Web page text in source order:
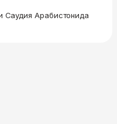
Саудия Арабистонида